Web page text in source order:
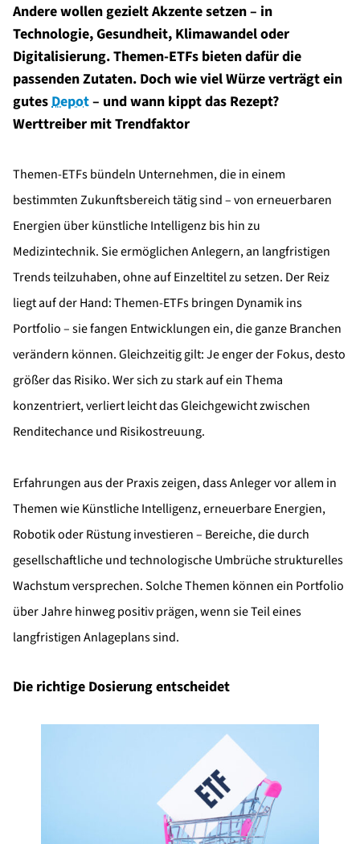
Andere wollen gezielt Akzente setzen – in
Technologie, Gesundheit, Klimawandel oder
Digitalisierung. Themen-ETFs bieten dafür die
passenden Zutaten. Doch wie viel Würze verträgt ein
gutesDepot– und wann kippt das Rezept?
Werttreiber mit Trendfaktor
Themen-ETFs bündeln Unternehmen, die in einem
bestimmten Zukunftsbereich tätig sind – von erneuerbaren
Energien über künstliche Intelligenz bis hin zu
Medizintechnik. Sie ermöglichen Anlegern, an langfristigen
Trends teilzuhaben, ohne auf Einzeltitel zu setzen. Der Reiz
liegt auf der Hand: Themen-ETFs bringen Dynamik ins
Portfolio – sie fangen Entwicklungen ein, die ganze Branchen
verändern können. Gleichzeitig gilt: Je enger der Fokus, desto
größer das Risiko. Wer sich zu stark auf ein Thema
konzentriert, verliert leicht das Gleichgewicht zwischen
Renditechance und Risikostreuung.
Erfahrungen aus der Praxis zeigen, dass Anleger vor allem in
Themen wie Künstliche Intelligenz, erneuerbare Energien,
Robotik oder Rüstung investieren – Bereiche, die durch
gesellschaftliche und technologische Umbrüche strukturelles
Wachstum versprechen. Solche Themen können ein Portfolio
über Jahre hinweg positiv prägen, wenn sie Teil eines
langfristigen Anlageplans sind.
Die richtige Dosierung entscheidet